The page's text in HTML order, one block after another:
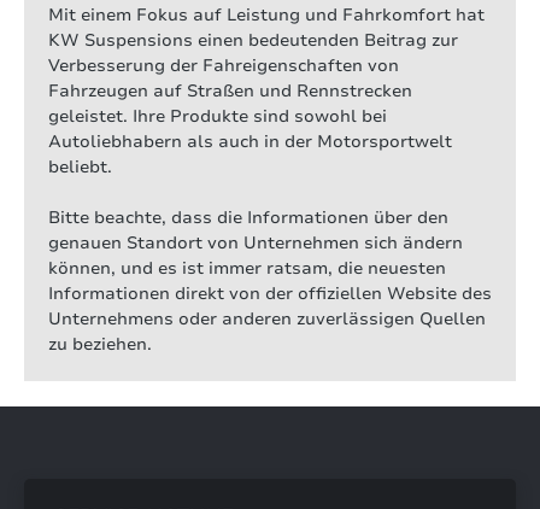
Mit einem Fokus auf Leistung und Fahrkomfort hat
KW Suspensions einen bedeutenden Beitrag zur
Verbesserung der Fahreigenschaften von
Fahrzeugen auf Straßen und Rennstrecken
geleistet. Ihre Produkte sind sowohl bei
Autoliebhabern als auch in der Motorsportwelt
beliebt.
Bitte beachte, dass die Informationen über den
genauen Standort von Unternehmen sich ändern
können, und es ist immer ratsam, die neuesten
Informationen direkt von der offiziellen Website des
Unternehmens oder anderen zuverlässigen Quellen
zu beziehen.